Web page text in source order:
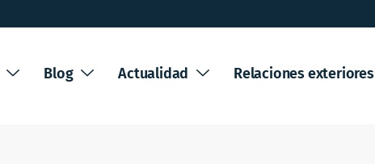
Blog Actualidad Relaciones exteriores